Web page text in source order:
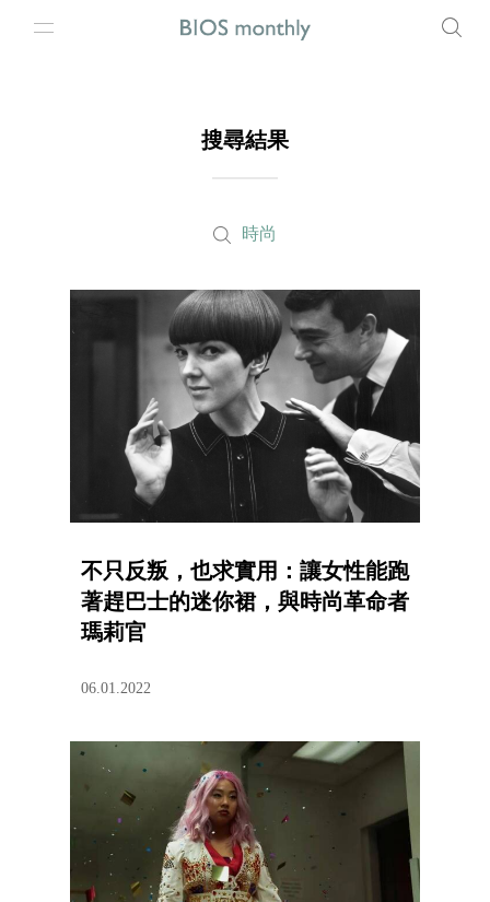
搜尋結果
時尚
不只反叛，也求實用：讓女性能跑
著趕巴士的迷你裙，與時尚革命者
瑪莉官
06.01.2022